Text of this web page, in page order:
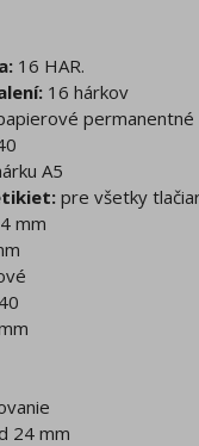
16 HAR.
16 hárkov
permanentné
A5
pre všetky
mm
24 mm